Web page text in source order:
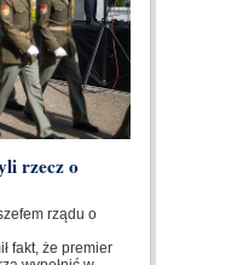
rzecz o
rządu o
fakt, że premier